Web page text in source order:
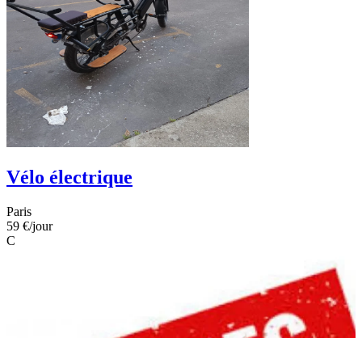
Vélo électrique
Paris
59 €/jour
C